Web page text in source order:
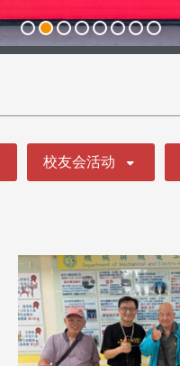
校友会活动